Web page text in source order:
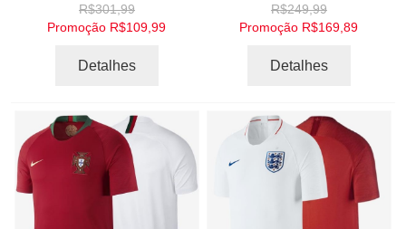
R$301,99
Promoção R$109,99
Detalhes
R$249,99
Promoção R$169,89
Detalhes